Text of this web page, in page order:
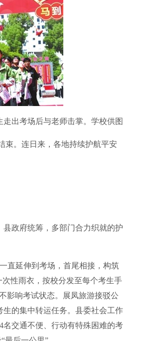
出考场后与老师击掌。学校供图
。连日来，各地持续护航平安
政府统筹，多部门合力织就的护
延伸到考场，首尾相接，构筑
性雨衣，按校分发至每个考生手
影响考试状态。展凤旅游接驳公
的集中转运任务。县委社会工作
名交通不便、行动有特殊困难的考